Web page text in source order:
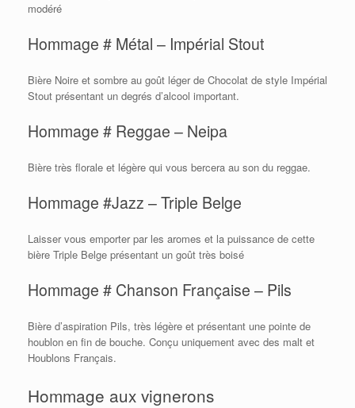
modéré
Hommage # Métal – Impérial Stout
Bière Noire et sombre au goût léger de Chocolat de style Impérial
Stout présentant un degrés d’alcool important.
Hommage # Reggae – Neipa
Bière très florale et légère qui vous bercera au son du reggae.
Hommage #Jazz – Triple Belge
Laisser vous emporter par les aromes et la puissance de cette
bière Triple Belge présentant un goût très boisé
Hommage # Chanson Française – Pils
Bière d’aspiration Pils, très légère et présentant une pointe de
houblon en fin de bouche. Conçu uniquement avec des malt et
Houblons Français.
Hommage aux vignerons